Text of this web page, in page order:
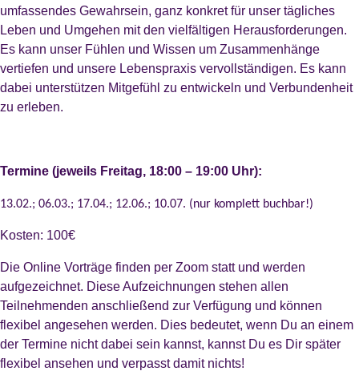
umfassendes Gewahrsein, ganz konkret für unser tägliches
Leben und Umgehen mit den vielfältigen Herausforderungen.
Es kann unser Fühlen und Wissen um Zusammenhänge
vertiefen und unsere Lebenspraxis vervollständigen. Es kann
dabei unterstützen Mitgefühl zu entwickeln und Verbundenheit
zu erleben.
Termine (jeweils Freitag, 18:00 – 19:00 Uhr):
13.02.; 06.03.; 17.04.; 12.06.; 10.07. (nur komplett buchbar!)
Kosten: 100€
Die Online Vorträge finden per Zoom statt und werden
aufgezeichnet. Diese Aufzeichnungen stehen allen
Teilnehmenden anschließend zur Verfügung und können
flexibel angesehen werden. Dies bedeutet, wenn Du an einem
der Termine nicht dabei sein kannst, kannst Du es Dir später
flexibel ansehen und verpasst damit nichts!